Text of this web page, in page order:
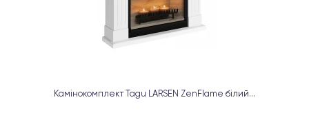
Камінокомплект Tagu LARSEN ZenFlame білий...